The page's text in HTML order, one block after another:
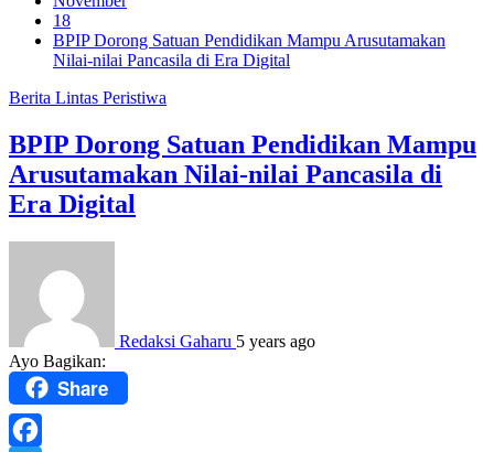
18
BPIP Dorong Satuan Pendidikan Mampu Arusutamakan
Nilai-nilai Pancasila di Era Digital
Berita Lintas Peristiwa
BPIP Dorong Satuan Pendidikan Mampu
Arusutamakan Nilai-nilai Pancasila di
Era Digital
Redaksi Gaharu 5 years ago
Ayo Bagikan:
Share